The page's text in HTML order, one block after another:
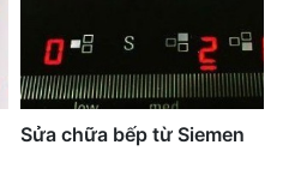
Sửa chữa bếp từ Siemen